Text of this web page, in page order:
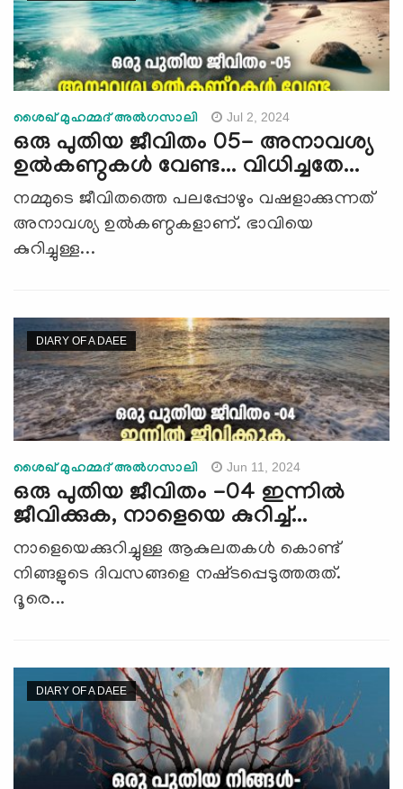
ശൈഖ് മുഹമ്മദ് അല്‍ഗസാലി Jul 2, 2024
ഒരു പുതിയ ജീവിതം 05- അനാവശ്യ
ഉല്‍കണ്ഠകള്‍ വേണ്ട... വിധിച്ചതേ...
നമ്മുടെ ജീവിതത്തെ പലപ്പോഴും വഷളാക്കുന്നത്
അനാവശ്യ ഉല്‍കണ്ഠകളാണ്. ഭാവിയെ
കുറിച്ചുള്ള...
DIARY OF A DAEE
ശൈഖ് മുഹമ്മദ് അല്‍ഗസാലി Jun 11, 2024
ഒരു പുതിയ ജീവിതം -04 ഇന്നില്‍
ജീവിക്കുക, നാളെയെ കുറിച്ച്...
നാളെയെക്കുറിച്ചുള്ള ആകുലതകൾ കൊണ്ട്
നിങ്ങളുടെ ദിവസങ്ങളെ നഷ്‌ടപ്പെടുത്തരുത്.
ദൂരെ...
DIARY OF A DAEE